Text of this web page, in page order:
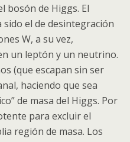
bosón de Higgs. El
el de desintegración
W, a su vez,
un leptón y un neutrino.
(que escapan sin ser
haciendo que sea
de masa del Higgs. Por
para excluir el
región de masa. Los